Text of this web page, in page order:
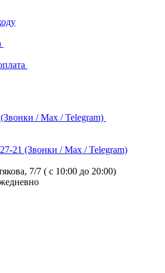
(Звонки / Max / Telegram)
21 (Звонки / Max / Telegram)
7/7 ( с 10:00 до 20:00)